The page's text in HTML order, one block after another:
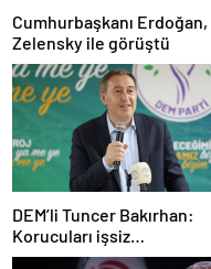
Cumhurbaşkanı Erdoğan,
Zelensky ile görüştü
DEM’li Tuncer Bakırhan:
Korucuları işsiz
bırakmayacağız